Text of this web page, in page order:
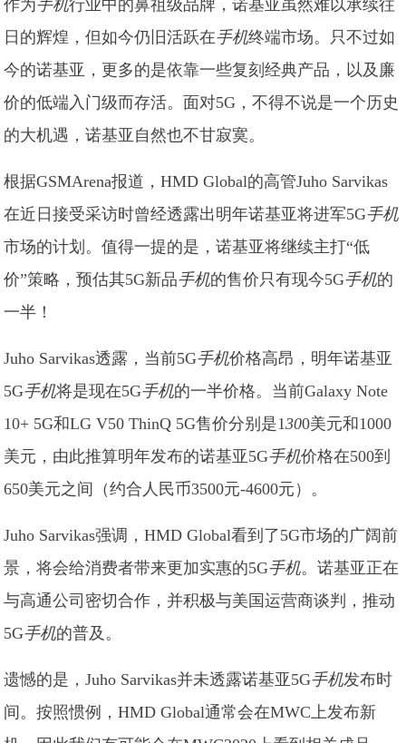
作为手机行业中的鼻祖级品牌，诺基亚虽然难以承续往
日的辉煌，但如今仍旧活跃在手机终端市场。只不过如
今的诺基亚，更多的是依靠一些复刻经典产品，以及廉
价的低端入门级而存活。面对5G，不得不说是一个历史
的大机遇，诺基亚自然也不甘寂寞。
根据GSMArena报道，HMD Global的高管Juho Sarvikas
在近日接受采访时曾经透露出明年诺基亚将进军5G手机
市场的计划。值得一提的是，诺基亚将继续主打“低
价”策略，预估其5G新品手机的售价只有现今5G手机的
一半！
Juho Sarvikas透露，当前5G手机价格高昂，明年诺基亚
5G手机将是现在5G手机的一半价格。当前Galaxy Note
10+ 5G和LG V50 ThinQ 5G售价分别是1300美元和1000
美元，由此推算明年发布的诺基亚5G手机价格在500到
650美元之间（约合人民币3500元-4600元）。
Juho Sarvikas强调，HMD Global看到了5G市场的广阔前
景，将会给消费者带来更加实惠的5G手机。诺基亚正在
与高通公司密切合作，并积极与美国运营商谈判，推动
5G手机的普及。
遗憾的是，Juho Sarvikas并未透露诺基亚5G手机发布时
间。按照惯例，HMD Global通常会在MWC上发布新